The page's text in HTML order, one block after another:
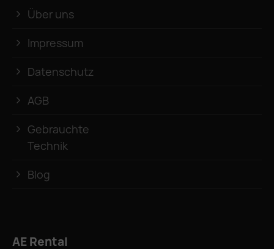
Über uns
Impressum
Datenschutz
AGB
Gebrauchte
Technik
Blog
AE Rental